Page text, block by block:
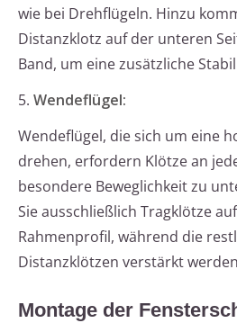
wie bei Drehflügeln. Hinzu
Distanzklotz auf der unteren
Band, um eine zusätzliche
5. Wendeflügel:
Wendeflügel, die sich um eine
drehen, erfordern Klötze an
besondere Beweglichkeit zu
Sie ausschließlich Tragklötze
Rahmenprofil, während die
Distanzklötzen verstärkt
Montage der